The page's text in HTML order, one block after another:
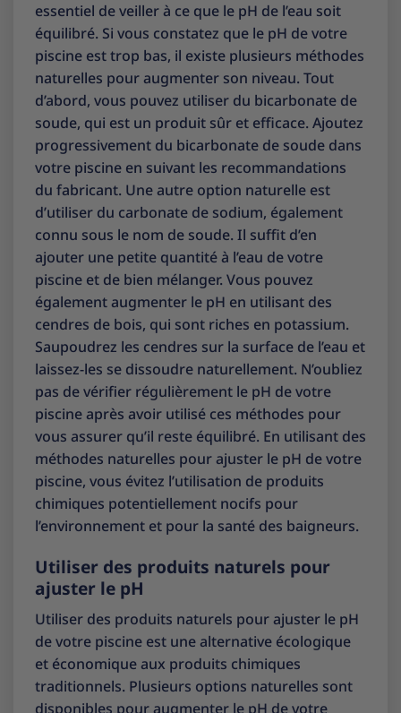
essentiel de veiller à ce que le pH de l’eau soit
équilibré. Si vous constatez que le pH de votre
piscine est trop bas, il existe plusieurs méthodes
naturelles pour augmenter son niveau. Tout
d’abord, vous pouvez utiliser du bicarbonate de
soude, qui est un produit sûr et efficace. Ajoutez
progressivement du bicarbonate de soude dans
votre piscine en suivant les recommandations
du fabricant. Une autre option naturelle est
d’utiliser du carbonate de sodium, également
connu sous le nom de soude. Il suffit d’en
ajouter une petite quantité à l’eau de votre
piscine et de bien mélanger. Vous pouvez
également augmenter le pH en utilisant des
cendres de bois, qui sont riches en potassium.
Saupoudrez les cendres sur la surface de l’eau et
laissez-les se dissoudre naturellement. N’oubliez
pas de vérifier régulièrement le pH de votre
piscine après avoir utilisé ces méthodes pour
vous assurer qu’il reste équilibré. En utilisant des
méthodes naturelles pour ajuster le pH de votre
piscine, vous évitez l’utilisation de produits
chimiques potentiellement nocifs pour
l’environnement et pour la santé des baigneurs.
Utiliser des produits naturels pour
ajuster le pH
Utiliser des produits naturels pour ajuster le pH
de votre piscine est une alternative écologique
et économique aux produits chimiques
traditionnels. Plusieurs options naturelles sont
disponibles pour augmenter le pH de votre